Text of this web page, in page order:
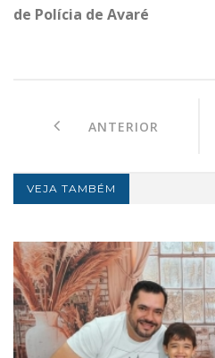
de Polícia de Avaré
ANTERIOR
VEJA TAMBÉM